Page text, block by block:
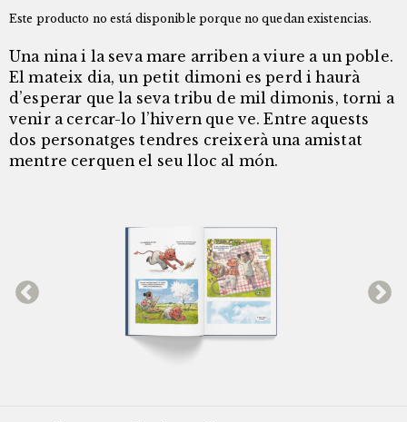
Este producto no está disponible porque no quedan existencias.
Una nina i la seva mare arriben a viure a un poble.
El mateix dia, un petit dimoni es perd i haurà
d’esperar que la seva tribu de mil dimonis, torni a
venir a cercar-lo l’hivern que ve. Entre aquests
dos personatges tendres creixerà una amistat
mentre cerquen el seu lloc al món.